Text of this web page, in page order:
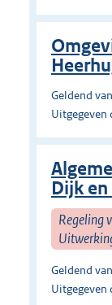
Geldend
Uitgegeven
Dijk
Regeling
Geldend
Uitgegeven